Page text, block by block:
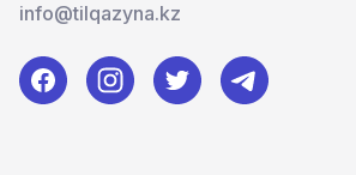
info@tilqazyna.kz